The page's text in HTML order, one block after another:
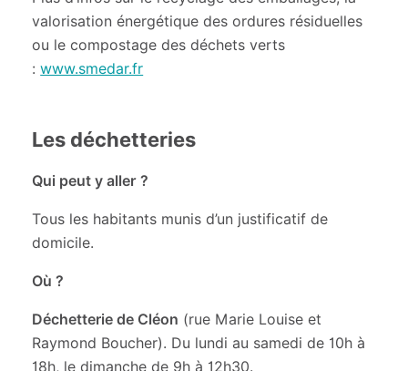
valorisation énergétique des ordures résiduelles
ou le compostage des déchets verts
:www.smedar.fr
Les déchetteries
Qui peut y aller ?
Tous les habitants munis d’un justificatif de
domicile.
Où ?
Déchetterie de Cléon (rue Marie Louise et
Raymond Boucher). Du lundi au samedi de 10h à
18h, le dimanche de 9h à 12h30.